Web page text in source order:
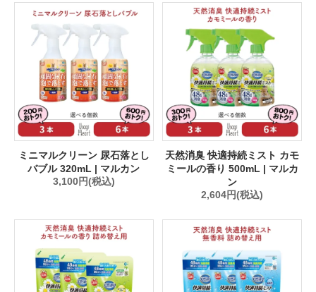
ミニマルクリーン 尿石落とし
バブル 320mL | マルカン
3,100円(税込)
天然消臭 快適持続ミスト カモ
ミールの香り 500mL | マルカ
ン
2,604円(税込)